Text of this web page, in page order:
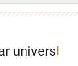
univers